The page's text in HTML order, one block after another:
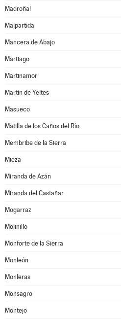
Madroñal
Malpartida
Mancera de Abajo
Martiago
Martinamor
Martín de Yeltes
Masueco
Matilla de los Caños del Río
Membribe de la Sierra
Mieza
Miranda de Azán
Miranda del Castañar
Mogarraz
Molinillo
Monforte de la Sierra
Monleón
Monleras
Monsagro
Montejo